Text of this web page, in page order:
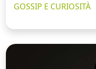
GOSSIP E CURIOSITÀ